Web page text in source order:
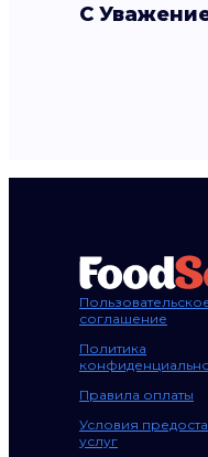
С
соглашение
Политика
Правила оплаты
Условия
услуг